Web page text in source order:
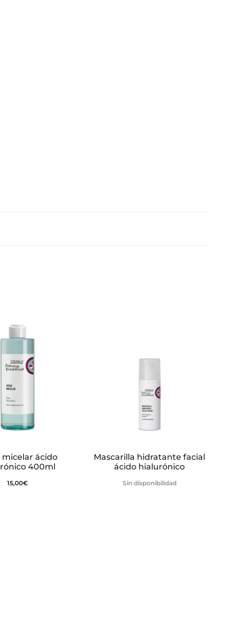
micelar ácido
400ml
15,00€
Mascarilla hidratante facial
ácido hialurónico
Sin disponibilidad